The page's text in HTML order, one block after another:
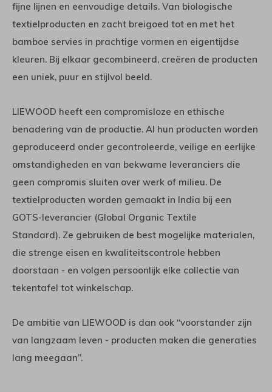
fijne lijnen en eenvoudige details. Van biologische
textielproducten en zacht breigoed tot en met het
bamboe servies in prachtige vormen en eigentijdse
kleuren. Bij elkaar gecombineerd, creëren de producten
een uniek, puur en stijlvol beeld.
LIEWOOD heeft een compromisloze en ethische
benadering van de productie. Al hun producten worden
geproduceerd onder gecontroleerde, veilige en eerlijke
omstandigheden en van bekwame leveranciers die
geen compromis sluiten over werk of milieu. De
textielproducten worden gemaakt in India bij een
GOTS-leverancier (Global Organic Textile
Standard). Ze gebruiken de best mogelijke materialen,
die strenge eisen en kwaliteitscontrole hebben
doorstaan ​​- en volgen persoonlijk elke collectie van
tekentafel tot winkelschap.
De ambitie van LIEWOOD is dan ook “voorstander zijn
van langzaam leven - producten maken die generaties
lang meegaan”.